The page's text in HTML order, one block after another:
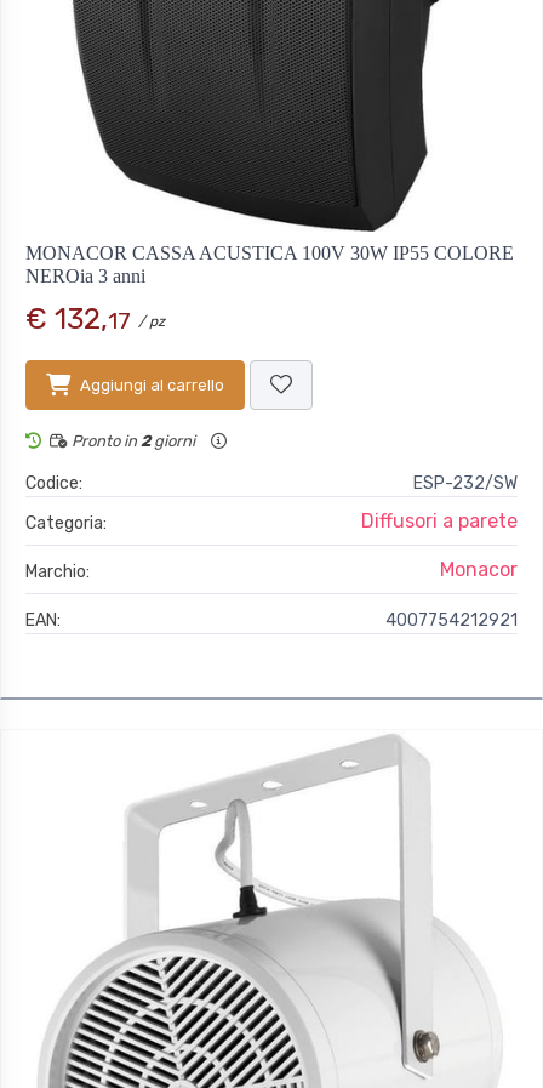
MONACOR CASSA ACUSTICA 100V 30W IP55 COLORE
NEROia 3 anni
€ 132,17 / pz
Aggiungi al carrello
Pronto in 2giorni
Codice:
ESP-232/SW
Categoria:
Diffusori a parete
Marchio: Monacor
EAN: 4007754212921